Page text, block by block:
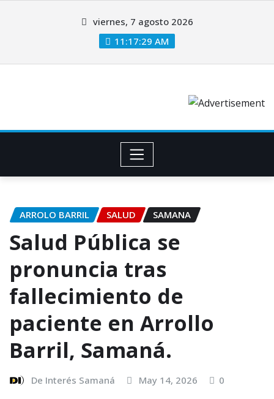
viernes, 7 agosto 2026
11:17:30 AM
ARROLO BARRIL SALUD SAMANA
Salud Pública se
pronuncia tras
fallecimiento de
paciente en Arrollo
Barril, Samaná.
De Interés Samaná May 14, 2026 0